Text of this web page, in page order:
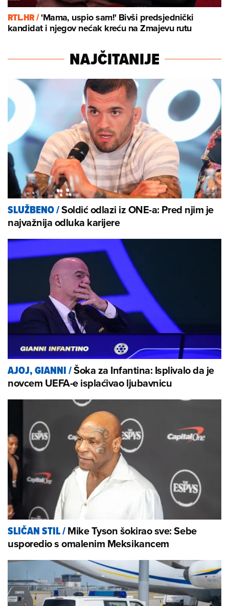
RTL.HR /'Mama, uspio sam!' Bivši predsjednički
kandidat i njegov nećak kreću na Zmajevu rutu
NAJČITANIJE
SLUŽBENO/Soldić odlazi iz ONE-a: Pred njim je
najvažnija odluka karijere
AJOJ, GIANNI/Šoka za Infantina: Isplivalo da je
novcem UEFA-e isplaćivao ljubavnicu
SLIČAN STIL/Mike Tyson šokirao sve: Sebe
usporedio s omalenim Meksikancem